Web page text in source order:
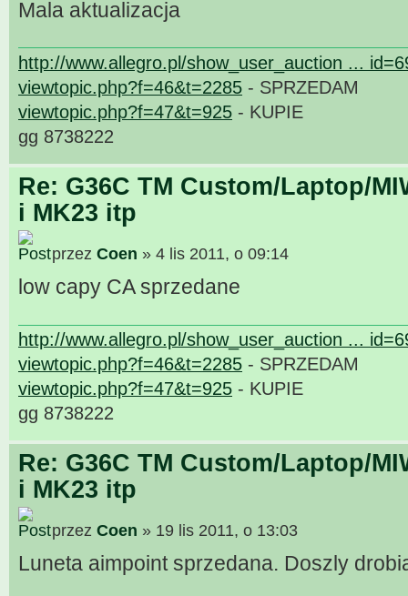
Mala aktualizacja
http://www.allegro.pl/show_user_auction ...
viewtopic.php?f=46&t=2285 - SPRZEDAM
viewtopic.php?f=47&t=925 - KUPIE
gg 8738222
Re: G36C TM Custom/Laptop/
i MK23 itp
przez Coen » 4 lis 2011, o 09:14
low capy CA sprzedane
http://www.allegro.pl/show_user_auction ...
viewtopic.php?f=46&t=2285 - SPRZEDAM
viewtopic.php?f=47&t=925 - KUPIE
gg 8738222
Re: G36C TM Custom/Laptop/
i MK23 itp
przez Coen » 19 lis 2011, o 13:03
Luneta aimpoint sprzedana. Doszly